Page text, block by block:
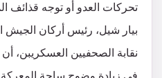
تحركات العدو أو توجه قذائف
بيار شيل، رئيس أركان الجيش
نقابة الصحفيين العسكريبن،
في زيادة وضوح ساحة المعركة